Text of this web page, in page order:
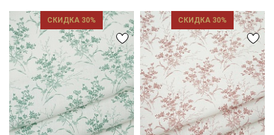
СКИДКА 30% СКИДКА 30%